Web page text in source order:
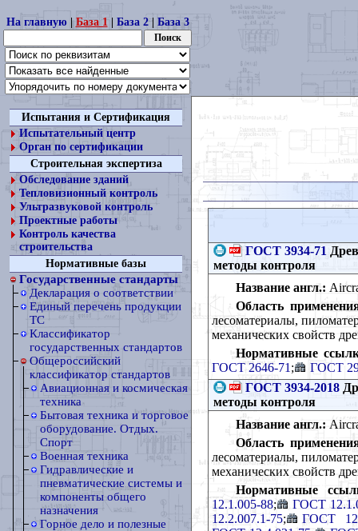
На главную| База 1| База 2| База 3
Испытания и Сертификация
Испытательный центр
Орган по сертификации
Строительная экспертиза
Обследование зданий
Тепловизионный контроль
Ультразвуковой контроль
Проектные работы
Контроль качества
строительства
Нормативные базы
Государственные стандарты
Декларация о соответствии
Единый перечень продукции
ТС
Классификатор
государственных стандартов
Общероссийский
классификатор стандартов
Авиационная и космическая
техника
Бытовая техника и торговое
оборудование. Отдых.
Спорт
Военная техника
Гидравлические и
пневматические системы и
компоненты общего
назначения
Горное дело и полезные
ГОСТ 3934-71
методы контроля
Название англ.:
Область
лесоматериалы,
механических свойств
Нормативные
ГОСТ 2646-71 ;
ГОСТ
ГОСТ 3934-2018
методы контроля
Название англ.:
Область
лесоматериалы,
механических свойств
Нормативные
12.1.005-88;
ГОСТ
12.2.007.1-75;
ГОСТ